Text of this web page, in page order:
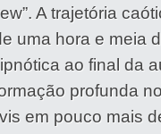
A trajetória
uma hora e meia
ao final da
profunda
em pouco mais